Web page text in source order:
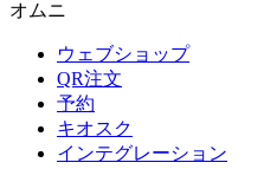
オムニ
ウェブショップ
QR注文
予約
キオスク
インテグレーション